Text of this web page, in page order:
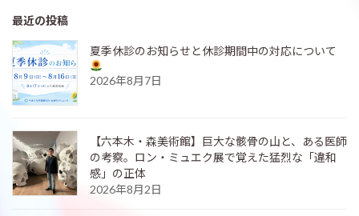
最近の投稿
夏季休診のお知らせと休診期間中の対応について
2026年8月7日
【六本木・森美術館】巨大な骸骨の山と、ある医師
の考察。ロン・ミュエク展で覚えた猛烈な「違和
感」の正体
2026年8月2日